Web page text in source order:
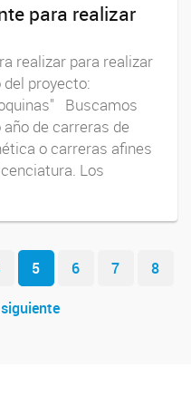
para realizar
realizar para realizar
proyecto:
Buscamos
de carreras de
o carreras afines
Los
5 6 7
8
siguiente